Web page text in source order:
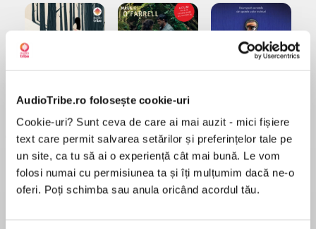
AudioTribe.ro folosește cookie-uri
Cookie-uri? Sunt ceva de care ai mai auzit - mici fișiere
text care permit salvarea setărilor și preferințelor tale pe
un site, ca tu să ai o experiență cât mai bună. Le vom
folosi numai cu permisiunea ta și îți mulțumim dacă ne-o
oferi. Poți schimba sau anula oricând acordul tău.
Pădurea norvegiană
Haruki Murakami
Hamnet
Maggie O'Farrell